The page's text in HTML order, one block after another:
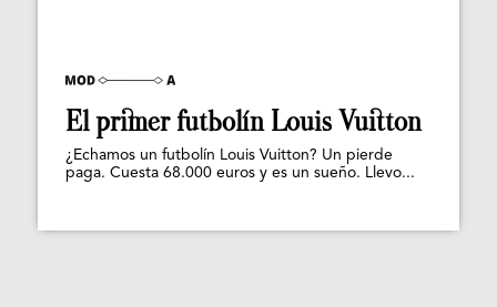
El primer futbolín Louis Vuitton
¿Echamos un futbolín Louis Vuitton? Un pierde
paga. Cuesta 68.000 euros y es un sueño. Llevo...